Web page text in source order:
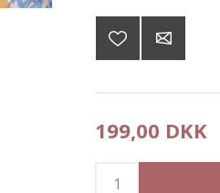
199,00 DKK